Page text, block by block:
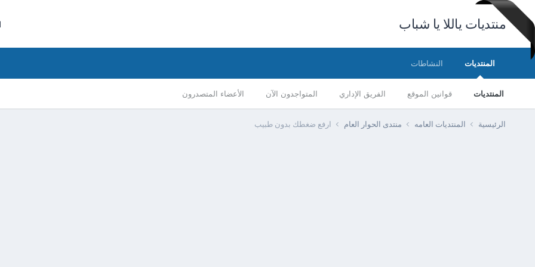
منتديات ياللا يا شباب
المنتديات
المنتديات قوانين الموقع الفريق الإداري المتواجدون الآن الأعضاء المتصدرون
النشاطات
الرئيسية المنتديات العامه منتدى الحوار العام ارفع ضغطك بدون طبيب